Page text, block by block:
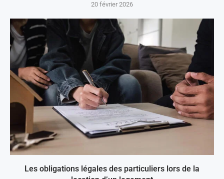
20 février 2026
Les obligations légales des particuliers lors de la